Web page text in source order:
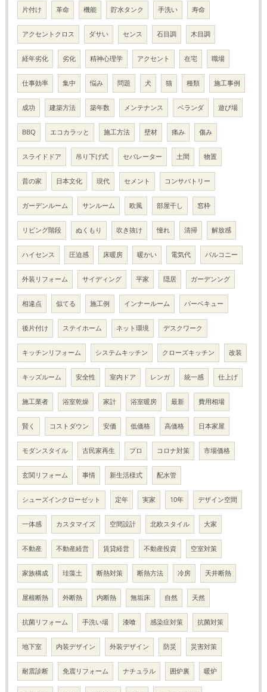
片付け 革命 機能 貯水タンク 手洗い 寿命
アクセントクロス ダサい センス 石目調 木目調
経年劣化 劣化 精神心理学 アクセント 在宅 職場
仕事効率 集中 悩み 問題 犬 猫 種類 施工事例
成功 建築方法 築年数 メンテナンス ベランダ 遊び場
BBQ エコカラッと 施工方法 壁材 痛み 傷み
スライドドア 吊り下げ式 セパレーター 土間 物置
昔の家 日本文化 現代 セメント コンサバトリー
ガーデンルーム サンルーム 欧風 部屋干し 窓枠
リビング階段 ぬくもり 吹き抜け 憧れ 清掃 解放感
ハイセンス 圧迫感 床暖房 暖かい 電気代 バルコニー
外装リフォーム サイディング 平家 隠居 ガーデンング
相違点 似てる 施工例 インナールーム バーベキュー
後片付け ステイホーム ネット環境 デスクワーク
キッチンリフォーム システムキッチン クローズキッチン 改装
キッズルーム 安全性 室内ドア レンガ 統一感 仕上げ
施工業者 浴室乾燥 家計 浴室暖房 最新 費用相場
賢く コストダウン 安価 低価格 高価格 日本家屋
モダンスタイル 古民家再生 プロ コロナ対策 市場価格
玄関リフォーム 事情 新生活様式 配水管
シューズインクローゼット 定年 実家 10年 デザイン空間
一体感 カスタマイズ 空間設計 北欧スタイル 大家
不動産 不動産経営 賃貸経営 不動産投資 空室対策
家族構成 珪藻土 断熱対策 断熱方法 冷房 天井断熱
屋根断熱 外断熱 内断熱 無垢床 自然 天然
抗菌リフォーム 手洗い場 漆喰 感染症対策 抗菌対策
地下室 内装デザイン 外装デザイン 防災 災害対策
耐震診断 免震リフォーム ナチュラル 囲炉裏 暖炉